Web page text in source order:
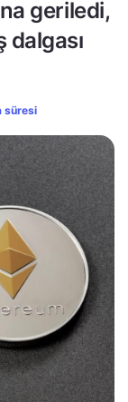
geriledi,
dalgası
süresi